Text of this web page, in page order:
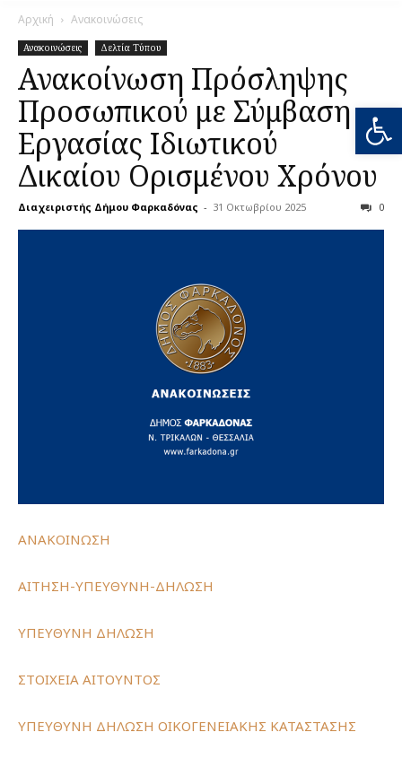
Αρχική Ανακοινώσεις
Ανακοινώσεις Δελτία Τύπου
Ανακοίνωση Πρόσληψης
Προσωπικού με Σύμβαση
Εργασίας Ιδιωτικού
Δικαίου Ορισμένου Χρόνου
Διαχειριστής Δήμου Φαρκαδόνας - 31 Οκτωβρίου 2025 0
ΑΝΑΚΟΙΝΩΣΗ
ΑΙΤΗΣΗ-ΥΠΕΥΘΥΝΗ-ΔΗΛΩΣΗ
ΥΠΕΥΘΥΝΗ ΔΗΛΩΣΗ
ΣΤΟΙΧΕΙΑ ΑΙΤΟΥΝΤΟΣ
ΥΠΕΥΘΥΝΗ ΔΗΛΩΣΗ ΟΙΚΟΓΕΝΕΙΑΚΗΣ ΚΑΤΑΣΤΑΣΗΣ